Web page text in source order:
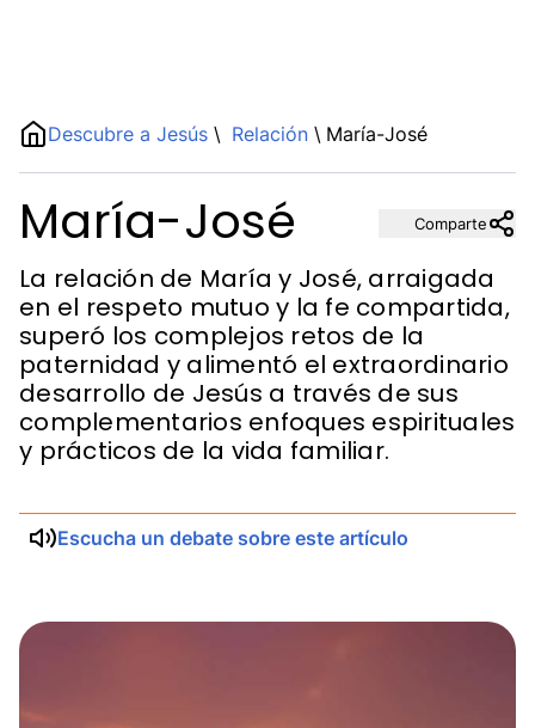
Descubre a Jesús \ Relación \ María-José
María-José
La relación de María y José, arraigada
en el respeto mutuo y la fe compartida,
superó los complejos retos de la
paternidad y alimentó el extraordinario
desarrollo de Jesús a través de sus
complementarios enfoques espirituales
y prácticos de la vida familiar.
Comparte
Escucha un debate sobre este artículo
Name
Description